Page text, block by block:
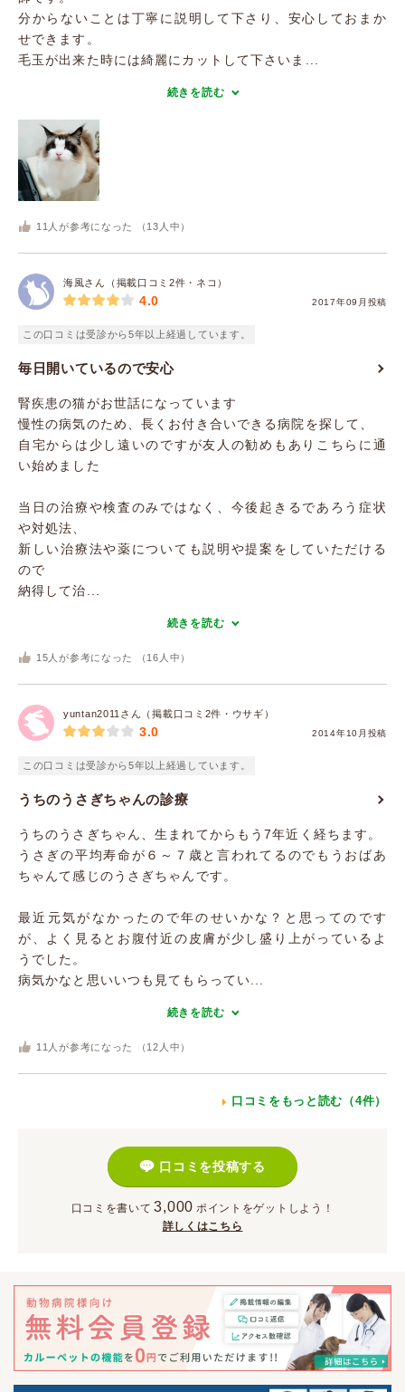
分からないことは丁寧に説明して下さり、安心しておまか
せできます。
毛玉が出来た時には綺麗にカットして下さいま...
続きを読む
11 人が参考になった （ 13 人中）
海風さん（掲載口コミ2件・ネコ）
2017年09月投稿
4.0
この口コミは受診から5年以上経過しています。
毎日開いているので安心
腎疾患の猫がお世話になっています
慢性の病気のため、長くお付き合いできる病院を探して、
自宅からは少し遠いのですが友人の勧めもありこちらに通
い始めました
当日の治療や検査のみではなく、今後起きるであろう症状
や対処法、
新しい治療法や薬についても説明や提案をしていただける
ので
納得して治...
続きを読む
15 人が参考になった （ 16 人中）
yuntan2011さん（掲載口コミ2件・ウサギ）
2014年10月投稿
3.0
この口コミは受診から5年以上経過しています。
うちのうさぎちゃんの診療
うちのうさぎちゃん、生まれてからもう7年近く経ちます。
うさぎの平均寿命が６～７歳と言われてるのでもうおばあ
ちゃんて感じのうさぎちゃんです。
最近元気がなかったので年のせいかな？と思ってのです
が、よく見るとお腹付近の皮膚が少し盛り上がっているよ
うでした。
病気かなと思いいつも見てもらってい...
続きを読む
11 人が参考になった （ 12 人中）
口コミをもっと読む（4件）
口コミを投稿する
口コミを書いて 3,000 ポイント をゲットしよう！
詳しくはこちら